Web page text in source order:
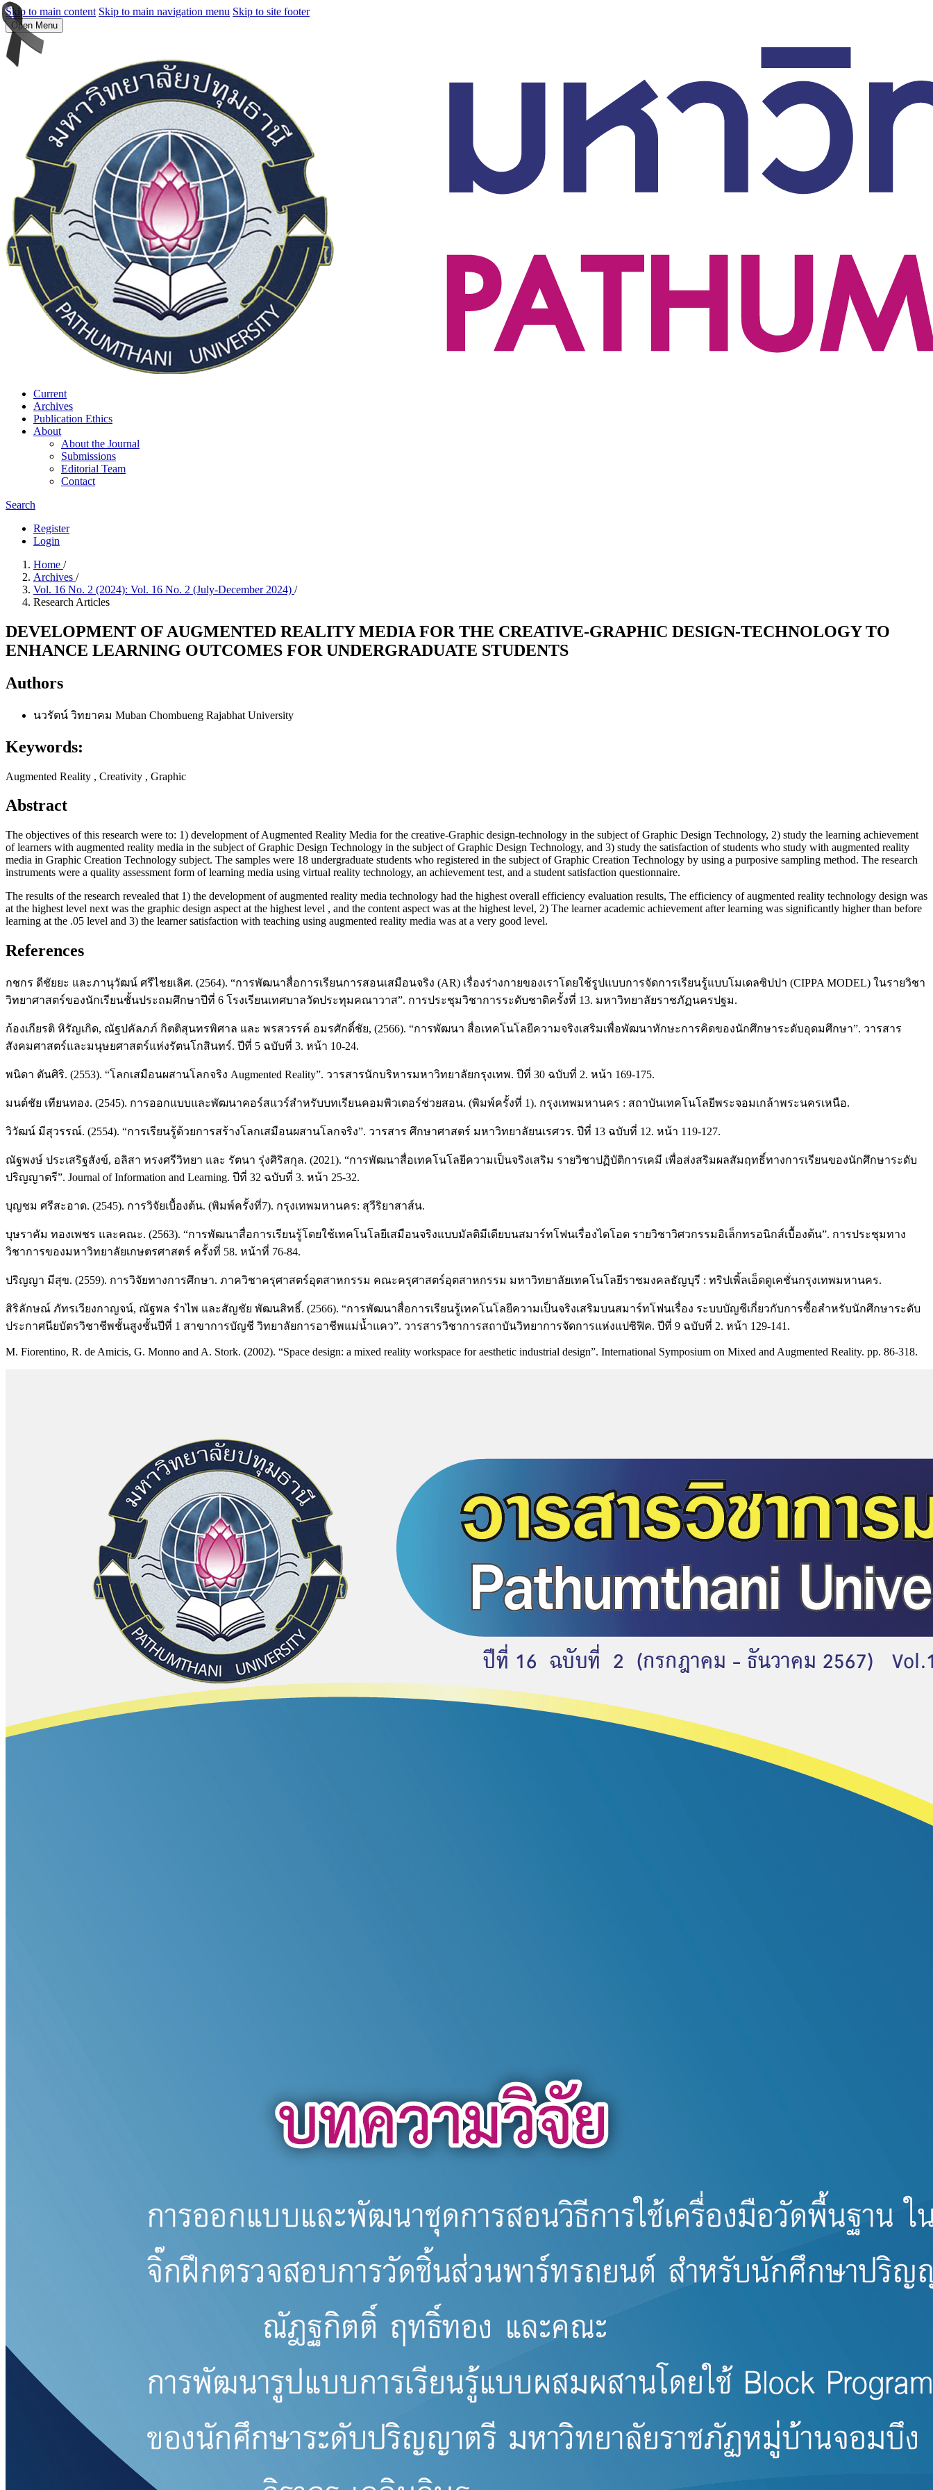
Skip to main content Skip to main navigation menu Skip to site footer
Open Menu
Current
Archives
Publication Ethics
About
About the Journal
Submissions
Editorial Team
Contact
Search
Register
Login
Home /
Archives /
Vol. 16 No. 2 (2024): Vol. 16 No. 2 (July-December 2024) /
Research Articles
DEVELOPMENT OF AUGMENTED REALITY MEDIA FOR THE CREATIVE-GRAPHIC DESIGN-TECHNOLOGY TO
ENHANCE LEARNING OUTCOMES FOR UNDERGRADUATE STUDENTS
Authors
นวรัตน์ วิทยาคม Muban Chombueng Rajabhat University
Keywords:
Augmented Reality , Creativity , Graphic
Abstract
The objectives of this research were to: 1) development of Augmented Reality Media for the creative-Graphic design-technology in the subject of Graphic Design Technology, 2) study the learning achievement
of learners with augmented reality media in the subject of Graphic Design Technology in the subject of Graphic Design Technology, and 3) study the satisfaction of students who study with augmented reality
media in Graphic Creation Technology subject. The samples were 18 undergraduate students who registered in the subject of Graphic Creation Technology by using a purposive sampling method. The research
instruments were a quality assessment form of learning media using virtual reality technology, an achievement test, and a student satisfaction questionnaire.
The results of the research revealed that 1) the development of augmented reality media technology had the highest overall efficiency evaluation results, The efficiency of augmented reality technology design was
at the highest level next was the graphic design aspect at the highest level , and the content aspect was at the highest level, 2) The learner academic achievement after learning was significantly higher than before
learning at the .05 level and 3) the learner satisfaction with teaching using augmented reality media was at a very good level.
References
กชกร ดีชัยยะ และภานุวัฒน์ ศรีไชยเลิศ. (2564). “การพัฒนาสื่อการเรียนการสอนเสมือนจริง (AR) เรื่องร่างกายของเราโดยใช้รูปแบบการจัดการเรียนรู้แบบโมเดลซิปปา (CIPPA MODEL) ในรายวิชา
วิทยาศาสตร์ของนักเรียนชั้นประถมศึกษาปีที่ 6 โรงเรียนเทศบาลวัดประทุมคณาวาส”. การประชุมวิชาการระดับชาติครั้งที่ 13. มหาวิทยาลัยราชภัฏนครปฐม.
ก้องเกียรติ หิรัญเกิด, ณัฐปคัลภภ์ กิตติสุนทรพิศาล และ พรสวรรค์ อมรศักดิ์ชัย, (2566). “การพัฒนา สื่อเทคโนโลยีความจริงเสริมเพื่อพัฒนาทักษะการคิดของนักศึกษาระดับอุดมศึกษา”. วารสาร
สังคมศาสตร์และมนุษยศาสตร์แห่งรัตนโกสินทร์. ปีที่ 5 ฉบับที่ 3. หน้า 10-24.
พนิดา ตันศิริ. (2553). “โลกเสมือนผสานโลกจริง Augmented Reality”. วารสารนักบริหารมหาวิทยาลัยกรุงเทพ. ปีที่ 30 ฉบับที่ 2. หน้า 169-175.
มนต์ชัย เทียนทอง. (2545). การออกแบบและพัฒนาคอร์สแวร์สำหรับบทเรียนคอมพิวเตอร์ช่วยสอน. (พิมพ์ครั้งที่ 1). กรุงเทพมหานคร : สถาบันเทคโนโลยีพระจอมเกล้าพระนครเหนือ.
วิวัฒน์ มีสุวรรณ์. (2554). “การเรียนรู้ด้วยการสร้างโลกเสมือนผสานโลกจริง”. วารสาร ศึกษาศาสตร์ มหาวิทยาลัยนเรศวร. ปีที่ 13 ฉบับที่ 12. หน้า 119-127.
ณัฐพงษ์ ประเสริฐสังข์, อลิสา ทรงศรีวิทยา และ รัตนา รุ่งศิริสกุล. (2021). “การพัฒนาสื่อเทคโนโลยีความเป็นจริงเสริม รายวิชาปฏิบัติการเคมี เพื่อส่งสริมผลสัมฤทธิ์ทางการเรียนของนักศึกษาระดับ
ปริญญาตรี”. Journal of Information and Learning. ปีที่ 32 ฉบับที่ 3. หน้า 25-32.
บุญชม ศรีสะอาด. (2545). การวิจัยเบื้องต้น. (พิมพ์ครั้งที่7). กรุงเทพมหานคร: สุวีริยาสาส์น.
บุษราคัม ทองเพชร และคณะ. (2563). “การพัฒนาสื่อการเรียนรู้โดยใช้เทคโนโลยีเสมือนจริงแบบมัลติมีเดียบนสมาร์ทโฟนเรื่องไดโอด รายวิชาวิศวกรรมอิเล็กทรอนิกส์เบื้องต้น”. การประชุมทาง
วิชาการของมหาวิทยาลัยเกษตรศาสตร์ ครั้งที่ 58. หน้าที่ 76-84.
ปริญญา มีสุข. (2559). การวิจัยทางการศึกษา. ภาควิชาครุศาสตร์อุตสาหกรรม คณะครุศาสตร์อุตสาหกรรม มหาวิทยาลัยเทคโนโลยีราชมงคลธัญบุรี : ทริปเพิ้ลเอ็ดดูเคชั่นกรุงเทพมหานคร.
สิริลักษณ์ ภัทรเวียงกาญจน์, ณัฐพล รำไพ และสัญชัย พัฒนสิทธิ์. (2566). “การพัฒนาสื่อการเรียนรู้เทคโนโลยีความเป็นจริงเสริมบนสมาร์ทโฟนเรื่อง ระบบบัญชีเกี่ยวกับการซื้อสำหรับนักศึกษาระดับ
ประกาศนียบัตรวิชาชีพชั้นสูงชั้นปีที่ 1 สาขาการบัญชี วิทยาลัยการอาชีพแม่น้ำแคว”. วารสารวิชาการสถาบันวิทยาการจัดการแห่งแปซิฟิค. ปีที่ 9 ฉบับที่ 2. หน้า 129-141.
M. Fiorentino, R. de Amicis, G. Monno and A. Stork. (2002). “Space design: a mixed reality workspace for aesthetic industrial design”. International Symposium on Mixed and Augmented Reality. pp. 86-318.